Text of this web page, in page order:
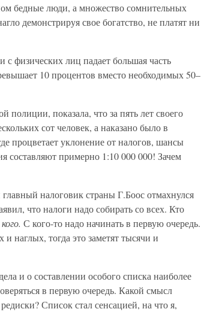
бедные люди, а множество сомнительных
демонстрируя свое богатство, не платят ни
физических лиц падает большая часть
10 процентов вместо необходимых 50–
полиции, показала, что за пять лет своего
сот человек, а наказано было в
процветает уклонение от налогов, шансы
составляют примерно 1:10 000 000! Зачем
налоговик страны Г.Боос отмахнулся
что налоги надо собирать со всех. Кто
С кого-то надо начинать в первую очередь.
наглых, тогда это заметят тысячи и
и о составлении особого списка наиболее
в первую очередь. Какой смысл
Список стал сенсацией, на что я,